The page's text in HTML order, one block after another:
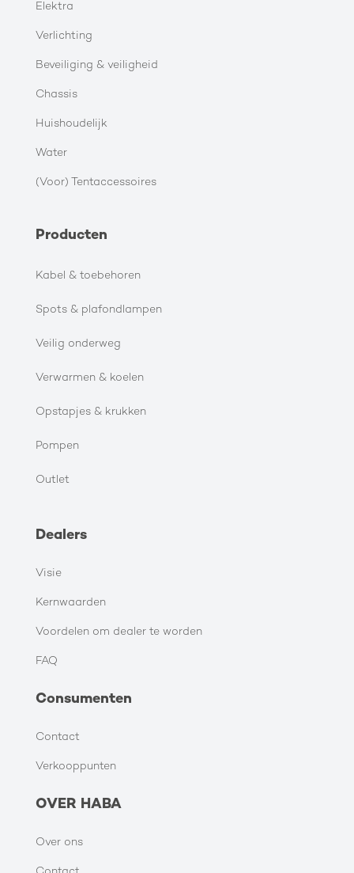
Elektra
Verlichting
Beveiliging & veiligheid
Chassis
Huishoudelijk
Water
(Voor) Tentaccessoires
Producten
Kabel & toebehoren
Spots & plafondlampen
Veilig onderweg
Verwarmen & koelen
Opstapjes & krukken
Pompen
Outlet
Dealers
Visie
Kernwaarden
Voordelen om dealer te worden
FAQ
Consumenten
Contact
Verkooppunten
OVER HABA
Over ons